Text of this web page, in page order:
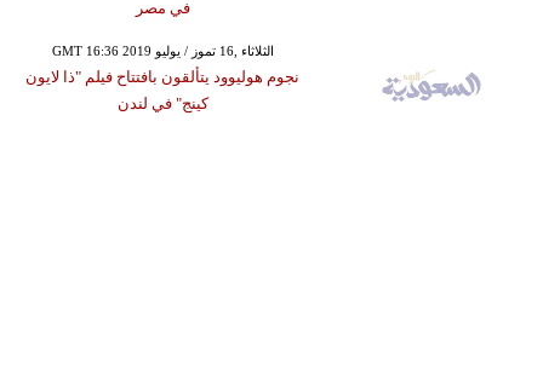
في مصر
GMT 16:36 2019 الثلاثاء ,16 تموز / يوليو
نجوم هوليوود يتألقون بافتتاح فيلم "ذا لايون
كينج" في لندن